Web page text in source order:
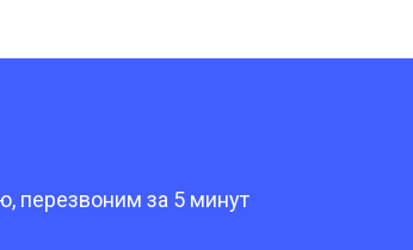
перезвоним за 5 минут